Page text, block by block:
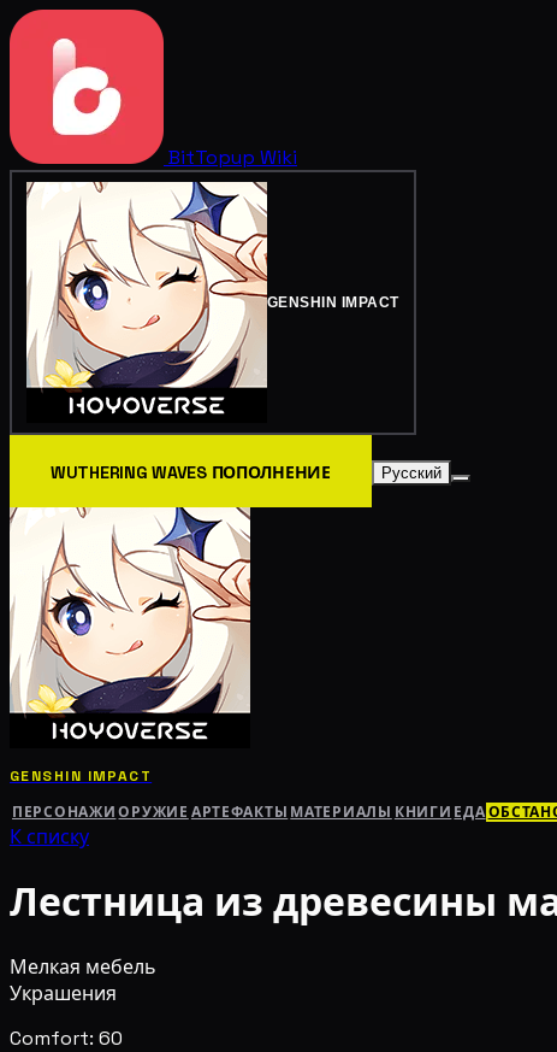
BitTopup Wiki
GENSHIN IMPACT
WUTHERING WAVES ПОПОЛНЕНИЕ Русский
GENSHIN IMPACT
ПЕРСОНАЖИ ОРУЖИЕ АРТЕФАКТЫ МАТЕРИАЛЫ КНИГИ ЕДА
К списку
Лестница из древесины
Мелкая мебель
Украшения
Comfort: 60